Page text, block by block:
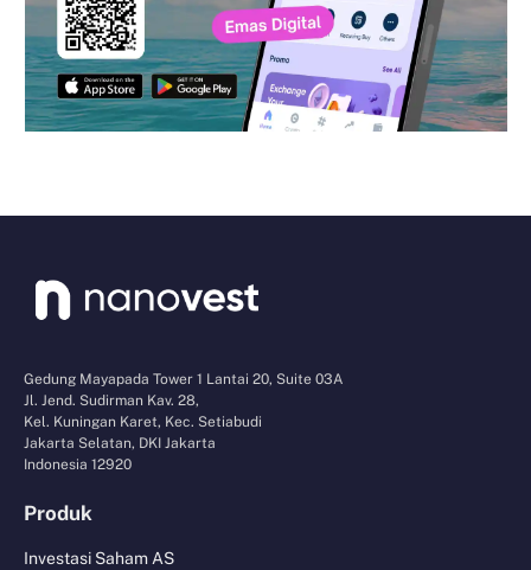
Gedung Mayapada Tower 1 Lantai 20, Suite 03A
Jl. Jend. Sudirman Kav. 28,
Kel. Kuningan Karet, Kec. Setiabudi
Jakarta Selatan, DKI Jakarta
Indonesia 12920
Produk
Investasi Saham AS